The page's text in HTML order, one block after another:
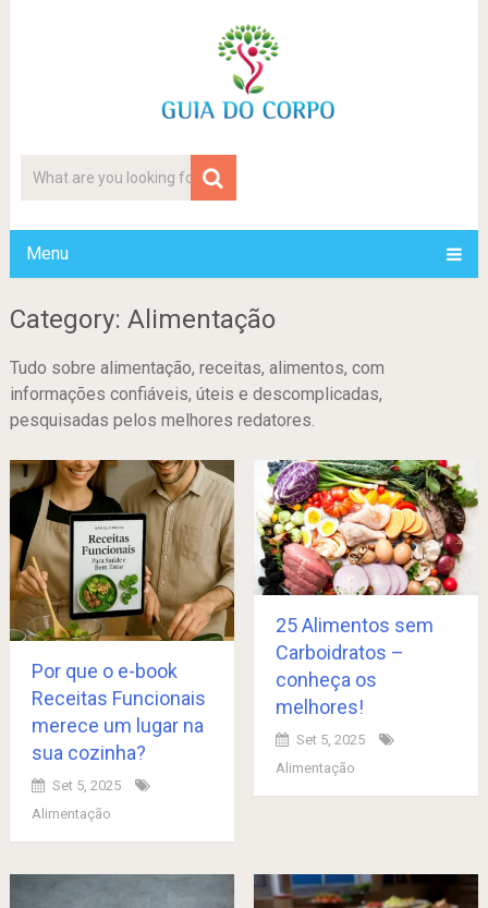
Menu
Category: Alimentação
Tudo sobre alimentação, receitas, alimentos, com
informações confiáveis, úteis e descomplicadas,
pesquisadas pelos melhores redatores.
Por que o e-book
Receitas Funcionais
merece um lugar na
sua cozinha?
Set 5, 2025
Alimentação
25 Alimentos sem
Carboidratos –
conheça os
melhores!
Set 5, 2025
Alimentação